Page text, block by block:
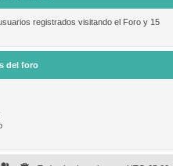
registrados visitando el Foro y 15
del foro